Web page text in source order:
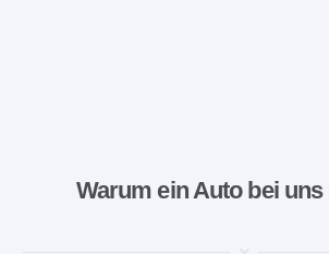
Warum ein Auto bei